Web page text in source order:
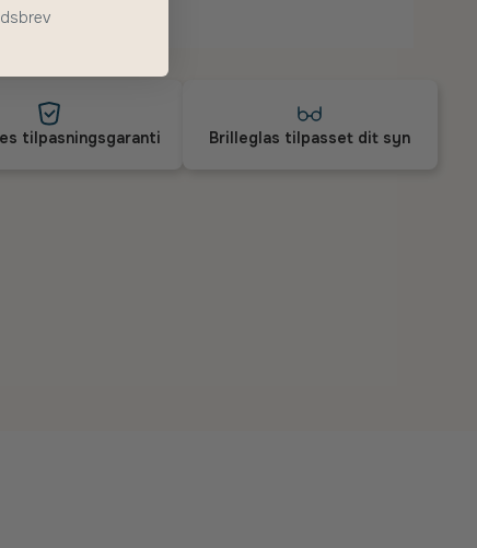
tilpasningsgaranti Brilleglas tilpasset dit syn